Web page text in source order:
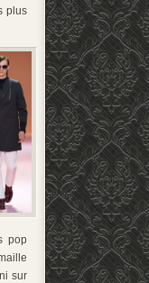
plus
pop
sur